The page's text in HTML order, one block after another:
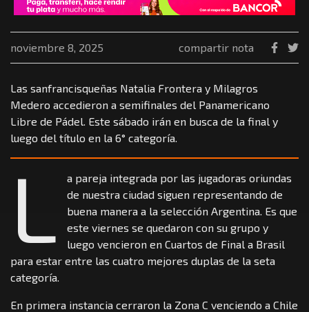
noviembre 8, 2025 compartir nota
Las sanfrancisqueñas Natalia Frontera y Milagros
Medero accedieron a semifinales del Panamericano
Libre de Pádel. Este sábado irán en busca de la final y
luego del título en la 6° categoría.
L
a pareja integrada por las jugadoras oriundas
de nuestra ciudad siguen representando de
buena manera a la selección Argentina. Es que
este viernes se quedaron con su grupo y
luego vencieron en Cuartos de Final a Brasil
para estar entre las cuatro mejores duplas de la seta
categoría.
En primera instancia cerraron la Zona C venciendo a Chile